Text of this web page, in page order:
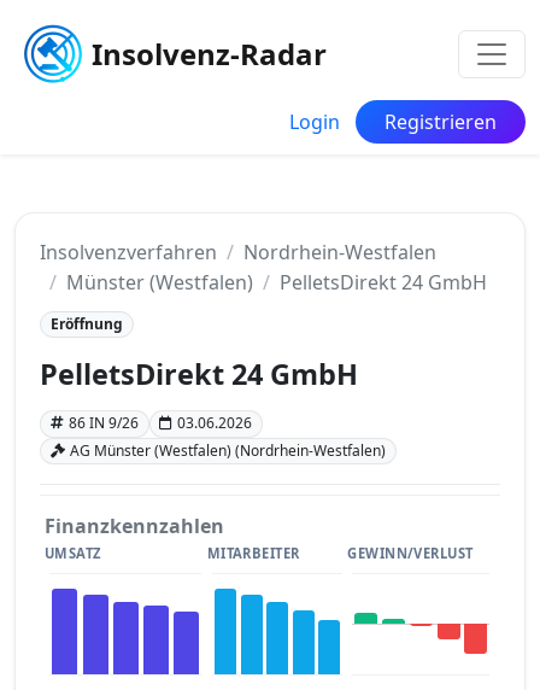
Insolvenz-Radar
Login Registrieren
Insolvenzverfahren
Nordrhein-Westfalen
Münster (Westfalen)
PelletsDirekt 24 GmbH
Eröffnung
PelletsDirekt 24 GmbH
86 IN 9/26
03.06.2026
AG Münster (Westfalen) (Nordrhein-Westfalen)
Finanzkennzahlen
UMSATZ MITARBEITER GEWINN/VERLUST